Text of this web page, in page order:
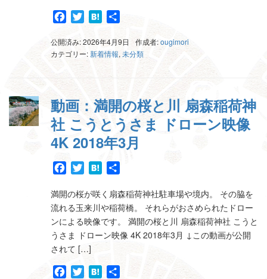
FacebookTwitterHatena
公開済み: 2026年4月9日 作成者:ougimori
カテゴリー:新着情報, 未分類
動画：満開の桜と川 扇森稲荷神
社 こうとうさま ドローン映像
4K 2018年3月
FacebookTwitterHatena
満開の桜が咲く扇森稲荷神社駐車場や境内。 その脇を
流れる玉来川や稲荷橋。 それらがおさめられたドロー
ンによる映像です。 満開の桜と川 扇森稲荷神社 こうと
うさま ドローン映像 4K 2018年3月 ↓この動画が公開
されて […]
FacebookTwitterHatena